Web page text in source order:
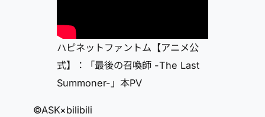
ハピネットファントム【アニメ公
式】：「最後の召喚師 -The Last
Summoner-」本PV
©ASK×bilibili